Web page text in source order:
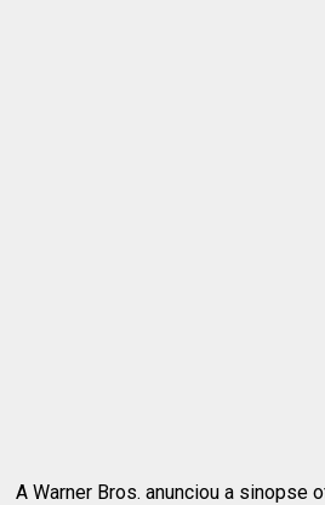
A Warner Bros. anunciou a sinopse